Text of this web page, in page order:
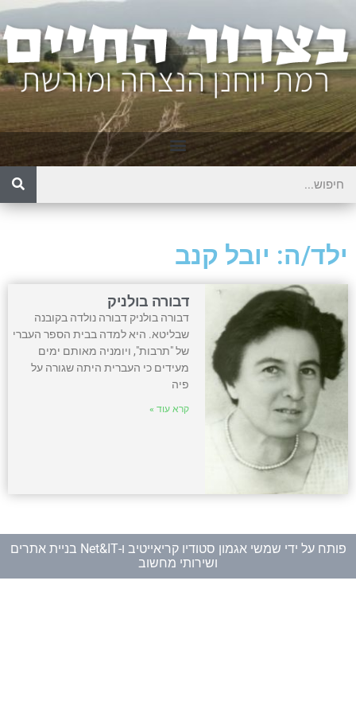
ילד/ה: יובל קנב
דבורה בולניק
דבורה בולניק דבורה נולדה בקובנה
שבליטא. היא למדה בבית הספר העברי
של "תרבות", ויומניה מאותם ימים
מעידים כי העברית היתה שגורה על
פיה
קרא עוד »
פותח על ידי שמשי אגמון סטודיו קריאייטיב ו-
Net&IT בניית אתרים
ושירותי מחשוב